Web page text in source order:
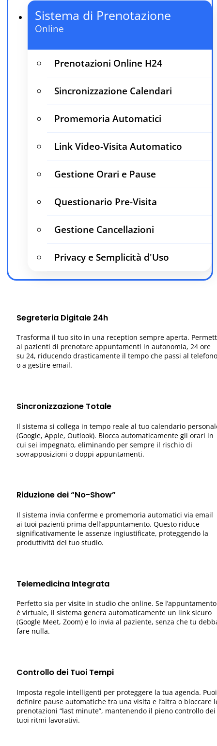
Sistema di Prenotazione
Online
Prenotazioni Online H24
Sincronizzazione Calendari
Promemoria Automatici
Link Video-Visita Automatico
Gestione Orari e Pause
Questionario Pre-Visita
Gestione Cancellazioni
Privacy e Semplicità d'Uso
Segreteria Digitale 24h
Trasforma il tuo sito in una reception sempre aperta.
ai pazienti di prenotare appuntamenti in autonomia, 24 ore
su 24, riducendo drasticamente il tempo che passi al telefono
o a gestire email.
Sincronizzazione Totale
Il sistema si collega in tempo reale al tuo calendario
(Google, Apple, Outlook). Blocca automaticamente gli orari in
cui sei impegnato, eliminando per sempre il rischio di
sovrapposizioni o doppi appuntamenti.
Riduzione dei “No-Show”
Il sistema invia conferme e promemoria automatici via email
ai tuoi pazienti prima dell’appuntamento. Questo riduce
significativamente le assenze ingiustificate, proteggendo la
produttività del tuo studio.
Telemedicina Integrata
Perfetto sia per visite in studio che online. Se l’appuntamento
è virtuale, il sistema genera automaticamente un link sicuro
(Google Meet, Zoom) e lo invia al paziente, senza che tu
fare nulla.
Controllo dei Tuoi Tempi
Imposta regole intelligenti per proteggere la tua agenda. Puoi
definire pause automatiche tra una visita e l’altra o bloccare
prenotazioni “last minute”, mantenendo il pieno controllo dei
tuoi ritmi lavorativi.